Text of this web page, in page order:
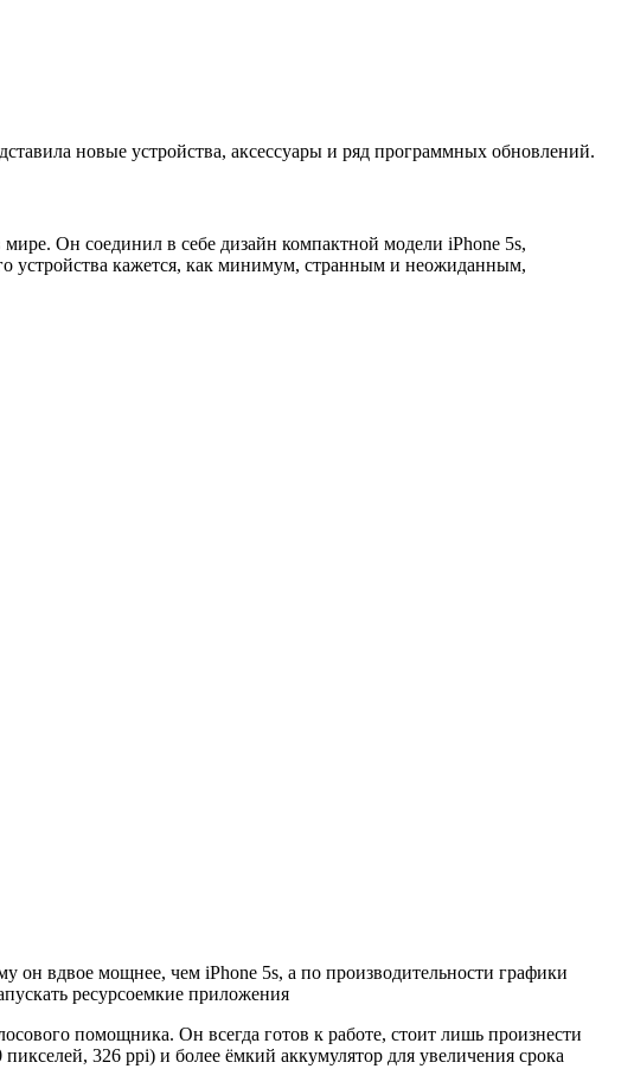
новые устройства, аксессуары и ряд программных обновлений.
Он соединил в себе дизайн компактной модели iPhone 5s,
устройства кажется, как минимум, странным и неожиданным,
он вдвое мощнее, чем iPhone 5s, а по производительности графики
ресурсоемкие приложения
помощника. Он всегда готов к работе, стоит лишь произнести
326 ppi) и более ёмкий аккумулятор для увеличения срока